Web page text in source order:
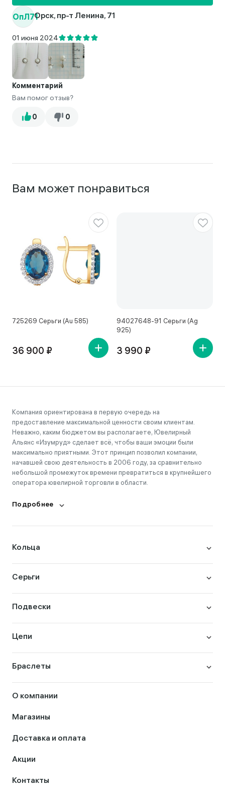
ОпЛ71Орск, пр-т Ленина, 71
01 июня 2024
Комментарий
Вам помог отзыв?
Вам может понравиться
725269 Серьги (Au 585)
36 900 ₽
94027648-91 Серьги (Ag
925)
3 990 ₽
Компания ориентирована в первую очередь на
предоставление максимальной ценности своим клиентам.
Неважно, каким бюджетом вы располагаете, Ювелирный
Альянс «Изумруд» сделает всё, чтобы ваши эмоции были
максимально приятными. Этот принцип позволил компании,
начавшей свою деятельность в 2006 году, за сравнительно
небольшой промежуток времени превратиться в крупнейшего
оператора ювелирной торговли в области.
Подробнее
Кольца
Серьги
Подвески
Цепи
Браслеты
О компании
Магазины
Доставка и оплата
Акции
Контакты